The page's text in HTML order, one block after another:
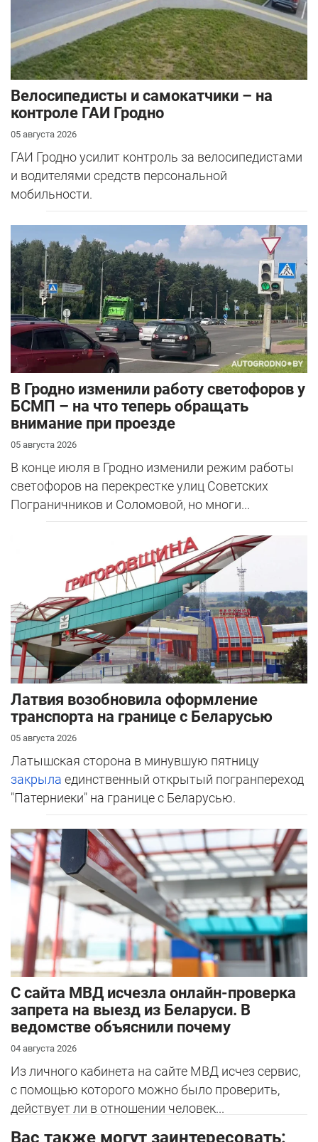
Велосипедисты и самокатчики – на
контроле ГАИ Гродно
05 августа 2026
ГАИ Гродно усилит контроль за велосипедистами
и водителями средств персональной
мобильности.
В Гродно изменили работу светофоров у
БСМП – на что теперь обращать
внимание при проезде
05 августа 2026
В конце июля в Гродно изменили режим работы
светофоров на перекрестке улиц Советских
Пограничников и Соломовой, но многи...
Латвия возобновила оформление
транспорта на границе с Беларусью
05 августа 2026
Латышская сторона в минувшую пятницу
закрыла единственный открытый погранпереход
"Патерниеки" на границе с Беларусью.
С сайта МВД исчезла онлайн-проверка
запрета на выезд из Беларуси. В
ведомстве объяснили почему
04 августа 2026
Из личного кабинета на сайте МВД исчез сервис,
с помощью которого можно было проверить,
действует ли в отношении человек...